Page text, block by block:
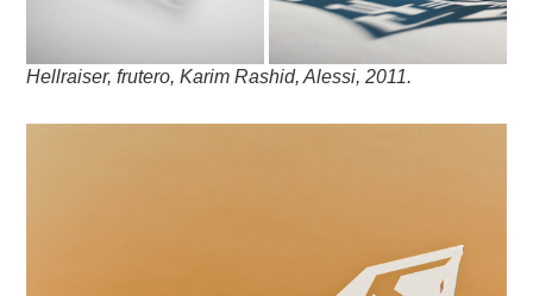
Hellraiser, frutero, Karim Rashid, Alessi, 2011.